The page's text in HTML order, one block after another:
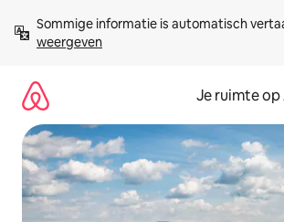
direct
naar
Sommige informatie is automatisch
weergeven
Je ruimte